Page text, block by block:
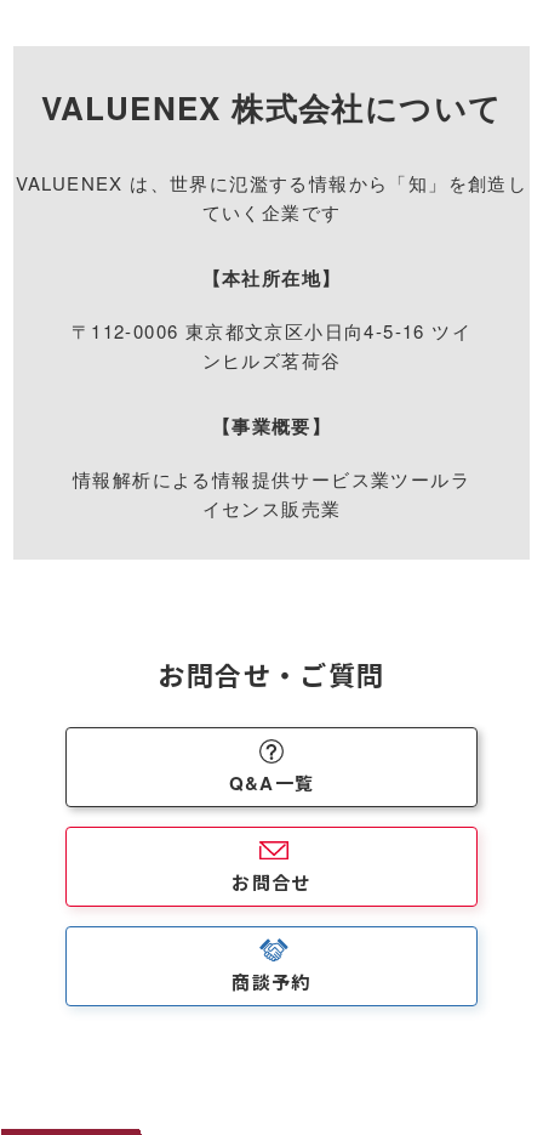
VALUENEX 株式会社について
VALUENEX は、世界に氾濫する情報から「知」を創造し
ていく企業です
【本社所在地】
〒112-0006 東京都⽂京区⼩⽇向4-5-16 ツイ
ンヒルズ茗荷⾕
【事業概要】
情報解析による情報提供サービス業ツールラ
イセンス販売業
お問合せ・ご質問
Q&A一覧
お問合せ
商談予約